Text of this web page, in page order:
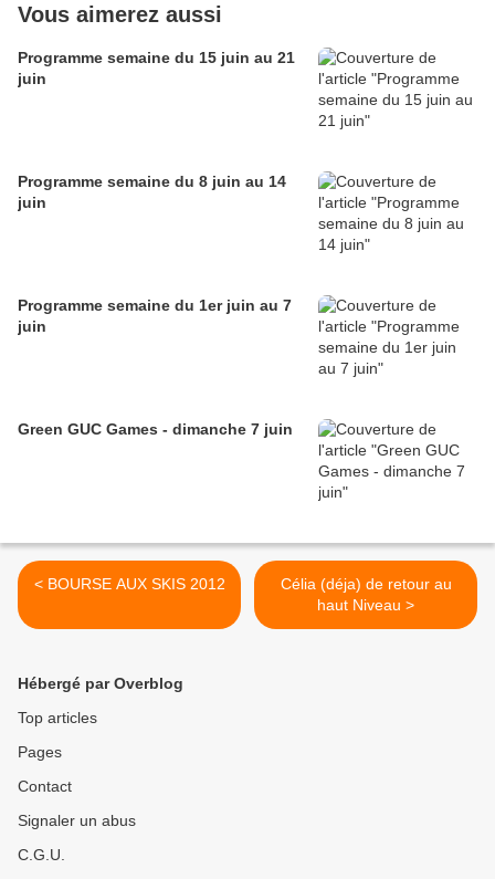
Vous aimerez aussi
Programme semaine du 15 juin au 21
juin
Programme semaine du 8 juin au 14
juin
Programme semaine du 1er juin au 7
juin
Green GUC Games - dimanche 7 juin
< BOURSE AUX SKIS 2012
Célia (déja) de retour au
haut Niveau >
Hébergé par Overblog
Top articles
Pages
Contact
Signaler un abus
C.G.U.